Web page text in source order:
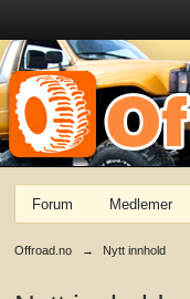
Forum Medlemer
Offroad.no → Nytt innhold